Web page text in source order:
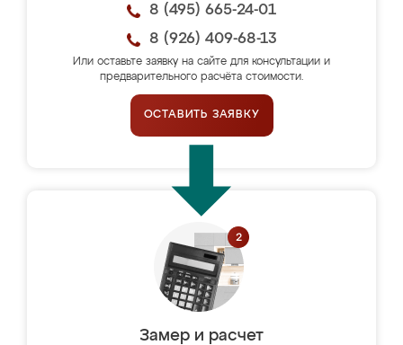
8 (495) 665-24-01
8 (926) 409-68-13
Или оставьте заявку на сайте для консультации и
предварительного расчёта стоимости.
ОСТАВИТЬ ЗАЯВКУ
Замер и расчет